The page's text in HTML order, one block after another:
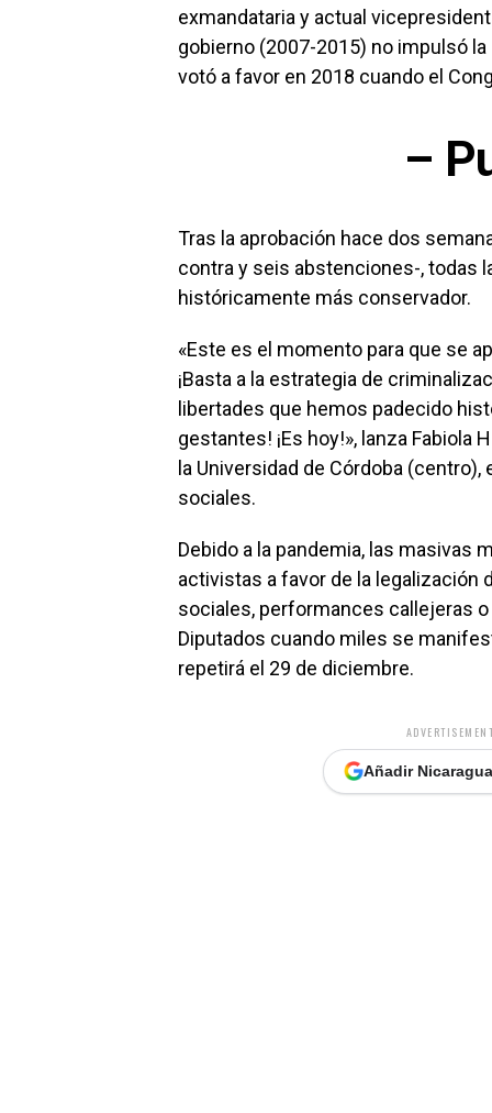
exmandataria y actual
gobierno (2007-2015) no impulsó
votó a favor en 2018 cuando el
–
Tras la aprobación hace dos
contra y seis abstenciones-, todas
históricamente más conservador.
«Este es el momento para que se
¡Basta a la estrategia de
libertades que hemos padecido
gestantes! ¡Es hoy!», lanza Fabiola
la Universidad de Córdoba
sociales.
Debido a la pandemia, las masivas
activistas a favor de la legalización
sociales, performances callejeras o
Diputados cuando miles se
repetirá el 29 de diciembre.
Añadir